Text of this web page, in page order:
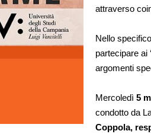
attraverso
Nello
partecipare ai
argomenti
Mercoledì 5
condotto da
Coppola,